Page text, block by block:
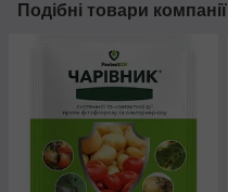
Подібні товари компанії